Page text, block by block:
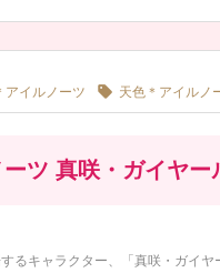
アイルノーツ  天色＊アイルノ
ツ 真咲・ガイヤー
るキャラクター、「真咲・ガイ